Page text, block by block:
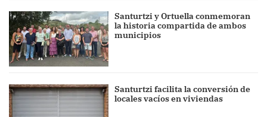
Santurtzi y Ortuella conmemoran
la historia compartida de ambos
municipios
Santurtzi facilita la conversión de
locales vacíos en viviendas